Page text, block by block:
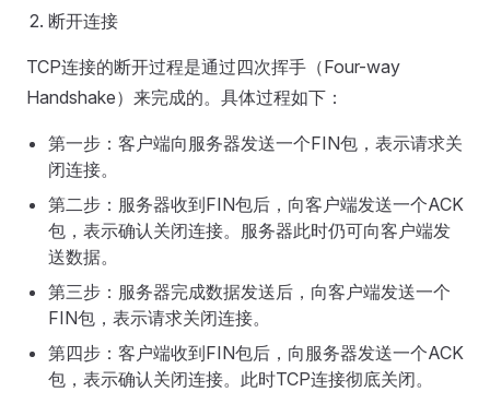
断开连接
TCP连接的断开过程是通过四次挥手（Four-way
Handshake）来完成的。具体过程如下：
第一步：客户端向服务器发送一个FIN包，表示请求关
闭连接。
第二步：服务器收到FIN包后，向客户端发送一个ACK
包，表示确认关闭连接。服务器此时仍可向客户端发
送数据。
第三步：服务器完成数据发送后，向客户端发送一个
FIN包，表示请求关闭连接。
第四步：客户端收到FIN包后，向服务器发送一个ACK
包，表示确认关闭连接。此时TCP连接彻底关闭。